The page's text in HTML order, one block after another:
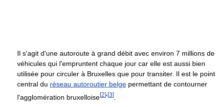
Il s'agit d'une autoroute à grand débit avec environ 7 millions de
véhicules qui l'empruntent chaque jour car elle est aussi bien
utilisée pour circuler à Bruxelles que pour transiter. Il est le point
central du réseau autoroutier belge permettant de contourner
l'agglomération bruxelloise[2]'[3]